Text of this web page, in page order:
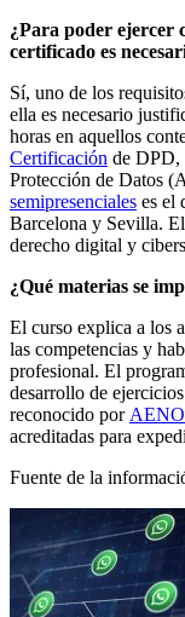
¿Para poder ejercer
certificado es
Sí, uno de los
ella es necesario
horas en aquellos
Certificación de DPD,
Protección de Datos
semipresenciales es el
Barcelona y Sevilla.
derecho digital y
¿Qué materias se
El curso explica a los
las competencias y
profesional. El
desarrollo de
reconocido por
acreditadas para
Fuente de la